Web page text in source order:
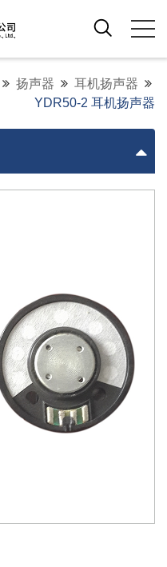
扬声器
耳机扬声器
YDR50-2 耳机扬声器